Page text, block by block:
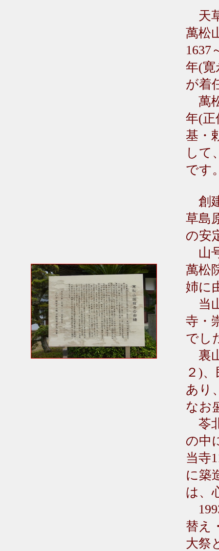
天
萬松
1637
年(寛
が着
萬
年(正
基・
して
です
創
草島
の安
山
萬松
姉に
当
寺・
でし
裏
２)
あり
なお
苓
の中
当寺
に築
は、
替え
大祭